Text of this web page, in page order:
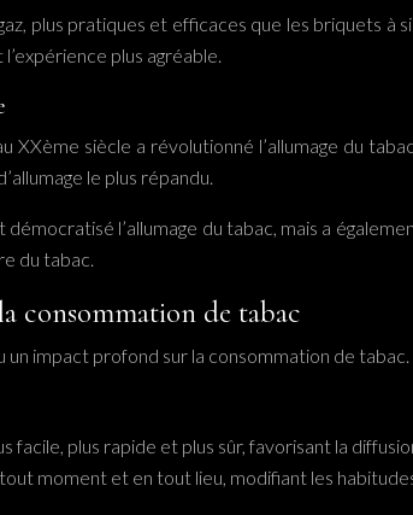
plus pratiques et efficaces que les briquets
plus agréable.
XXème siècle a révolutionné l’allumage du
le plus répandu.
l’allumage du tabac, mais a
du tabac.
consommation de tabac
un impact profond sur la consommation de
facile, plus rapide et plus sûr, favorisant la
moment et en tout lieu, modifiant les